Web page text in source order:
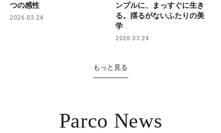
つの感性
2026.03.24
ンプルに、まっすぐに生き
る。揺るがないふたりの美
学
2026.03.24
もっと見る
Parco News